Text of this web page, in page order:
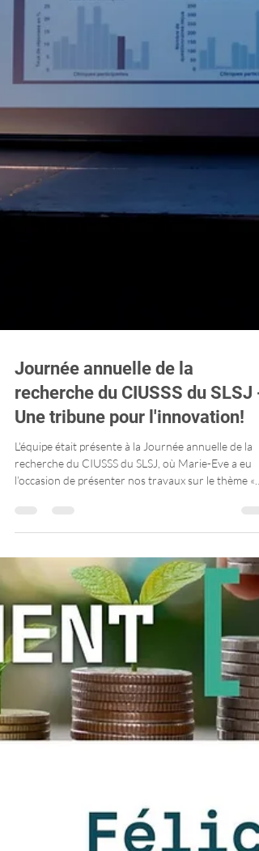
Journée annuelle de la
Une tribune pour l'innovation!
L'équipe était présente à la Journée annuelle de la
recherche du CIUSSS du SLSJ, où Marie-Eve a eu
l’occasion de présenter nos travaux sur le thème «
Transformer les soins primaires avec les données
rapportées par les patientes et patients : conception,
acceptabilité et impacts d’une intervention
». Plusieurs de nos membres ont contribué à cette
journée en présentant des affiches scientifiques et
partageant leurs projets avec la communauté de
recherche.